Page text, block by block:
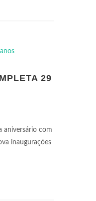
29
aniversário com
inaugurações